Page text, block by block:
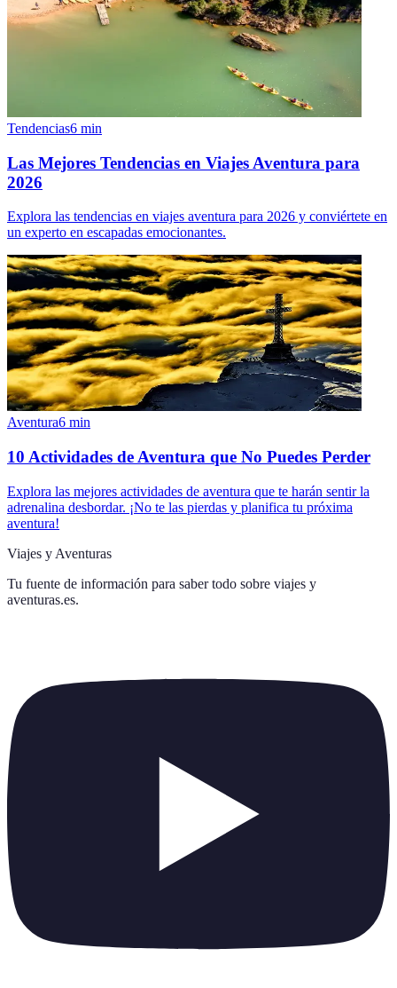
Tendencias6 min
Las Mejores Tendencias en Viajes Aventura para
2026
Explora las tendencias en viajes aventura para 2026 y conviértete en
un experto en escapadas emocionantes.
Aventura6 min
10 Actividades de Aventura que No Puedes Perder
Explora las mejores actividades de aventura que te harán sentir la
adrenalina desbordar. ¡No te las pierdas y planifica tu próxima
aventura!
Viajes y Aventuras
Tu fuente de información para saber todo sobre viajes y
aventuras.es.